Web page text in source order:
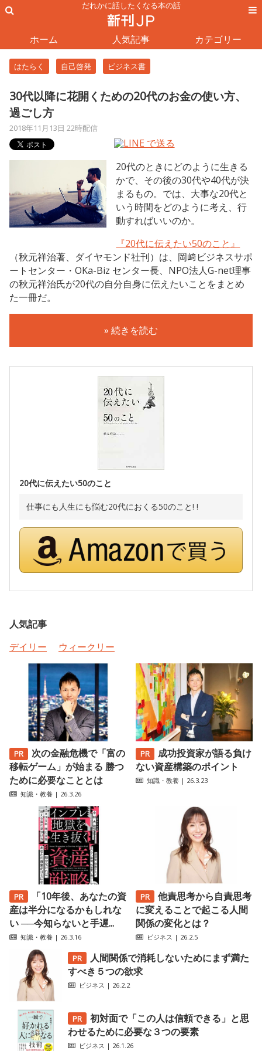
だれかに話したくなる本の話
ホーム 人気記事 カテゴリー
はたらく 自己啓発 ビジネス書
30代以降に花開くための20代のお金の使い方、
過ごし方
2018年11月13日 22時配信
20代のときにどのように生きる
かで、その後の30代や40代が決
まるもの。では、大事な20代と
いう時間をどのように考え、行
動すればいいのか。
『20代に伝えたい50のこと』
（秋元祥治著、ダイヤモンド社刊）は、岡﨑ビジネスサポ
ートセンター・OKa-Biz センター長、NPO法人G-net理事
の秋元祥治氏が20代の自分自身に伝えたいことをまとめ
た一冊だ。
» 続きを読む
20代に伝えたい50のこと
仕事にも人生にも悩む20代におくる50のこと! !
人気記事
デイリー
ウィークリー
次の金融危機で「富の
移転ゲーム」が始まる 勝つ
ために必要なこととは
知識・教養 | 26.3.26
成功投資家が語る負け
ない資産構築のポイント
知識・教養 | 26.3.23
「10年後、あなたの資
産は半分になるかもしれな
い ──今知らないと手遅...
知識・教養 | 26.3.16
他責思考から自責思考
に変えることで起こる人間
関係の変化とは？
ビジネス | 26.2.5
人間関係で消耗しないためにまず満た
すべき５つの欲求
ビジネス | 26.2.2
初対面で「この人は信頼できる」と思
わせるために必要な３つの要素
ビジネス | 26.1.26